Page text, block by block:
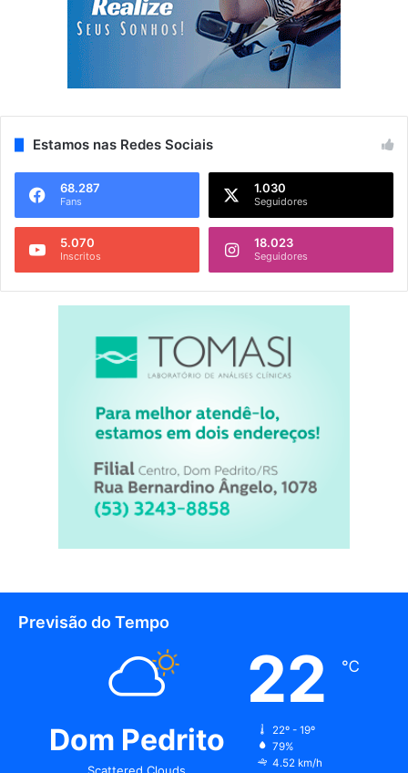
Estamos nas Redes Sociais
68.287
Fans
1.030
Seguidores
5.070
Inscritos
18.023
Seguidores
Previsão do Tempo
Dom Pedrito
22 ℃
22º - 19º
79%
4.52 km/h